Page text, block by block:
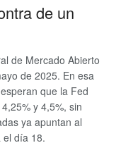
de un
de Mercado Abierto
de 2025. En esa
que la Fed
y 4,5%, sin
ya apuntan al
el día 18.